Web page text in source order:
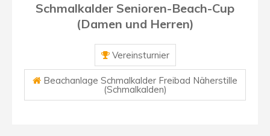
Schmalkalder Senioren-Beach-Cup
(Damen und Herren)
Vereinsturnier
Beachanlage Schmalkalder Freibad Näherstille
(Schmalkalden)